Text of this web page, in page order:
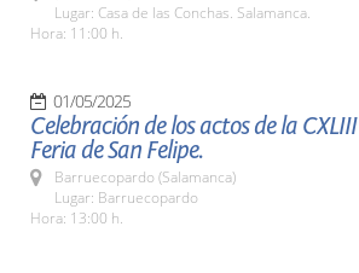
Lugar: Casa de las Conchas. Salamanca.
Hora: 11:00 h.
01/05/2025
Celebración de los actos de la CXLIII
Feria de San Felipe.
Barruecopardo (Salamanca)
Lugar: Barruecopardo
Hora: 13:00 h.